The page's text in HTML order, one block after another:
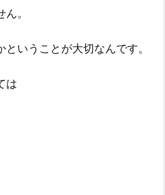
。
いうことが大切なんです。
は